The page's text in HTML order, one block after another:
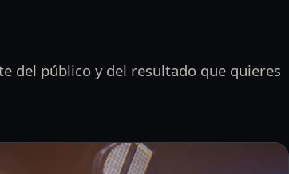
del público y del resultado que quieres